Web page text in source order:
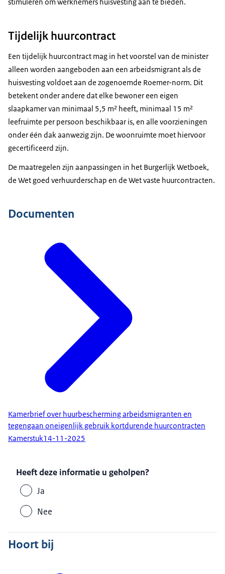
stimuleren om werknemers huisvesting aan te bieden.
Tijdelijk huurcontract
Een tijdelijk huurcontract mag in het voorstel van de minister
alleen worden aangeboden aan een arbeidsmigrant als de
huisvesting voldoet aan de zogenoemde Roemer-norm. Dit
betekent onder andere dat elke bewoner een eigen
slaapkamer van minimaal 5,5 m² heeft, minimaal 15 m²
leefruimte per persoon beschikbaar is, en alle voorzieningen
onder één dak aanwezig zijn. De woonruimte moet hiervoor
gecertificeerd zijn.
De maatregelen zijn aanpassingen in het Burgerlijk Wetboek,
de Wet goed verhuurderschap en de Wet vaste huurcontracten.
Documenten
Kamerbrief over huurbescherming arbeidsmigranten en
tegengaan oneigenlijk gebruik kortdurende huurcontracten
Kamerstuk14-11-2025
Heeft deze informatie u geholpen?
Ja
Nee
Hoort bij